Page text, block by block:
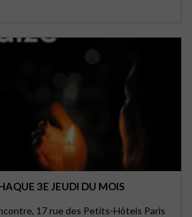
3E JEUDI DU MOIS